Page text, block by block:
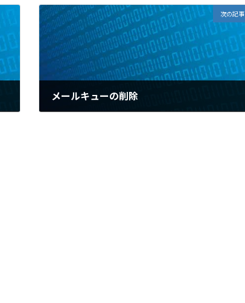
次の記事
メールキューの削除